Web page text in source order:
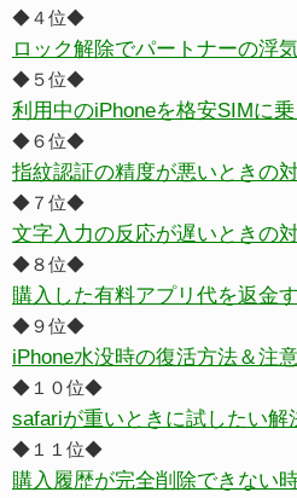
◆４位◆
ロック解除でパートナーの浮
◆５位◆
利用中のiPhoneを格安SIMに
◆６位◆
指紋認証の精度が悪いときの
◆７位◆
文字入力の反応が遅いときの
◆８位◆
購入した有料アプリ代を返金
◆９位◆
iPhone水没時の復活方法＆注
◆１０位◆
safariが重いときに試したい解
◆１１位◆
購入履歴が完全削除できない